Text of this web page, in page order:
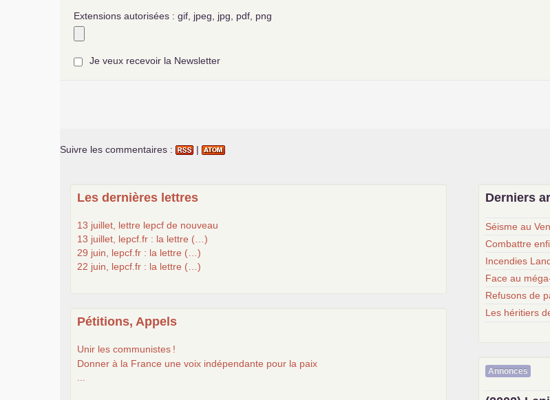
Extensions autorisées : gif, jpeg, jpg, pdf, png
Je veux recevoir la Newsletter
Suivre les commentaires : |
Les dernières lettres
13 juillet, lettre lepcf de nouveau
13 juillet, lepcf.fr : la lettre (…)
29 juin, lepcf.fr : la lettre (…)
22 juin, lepcf.fr : la lettre (…)
Pétitions, Appels
Unir les communistes !
Donner à la France une voix indépendante pour la paix
Derniers
Séisme au
Combattre
Incendies
Face au
Refusons de
Les héritiers
Annonces